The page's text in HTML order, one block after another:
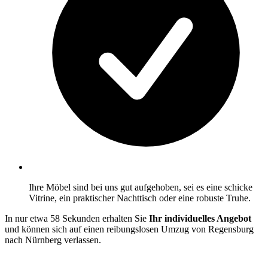
Ihre Möbel sind bei uns gut aufgehoben, sei es eine schicke
Vitrine, ein praktischer Nachttisch oder eine robuste Truhe.
In nur etwa 58 Sekunden erhalten Sie Ihr individuelles Angebot
und können sich auf einen reibungslosen Umzug von Regensburg
nach Nürnberg verlassen.